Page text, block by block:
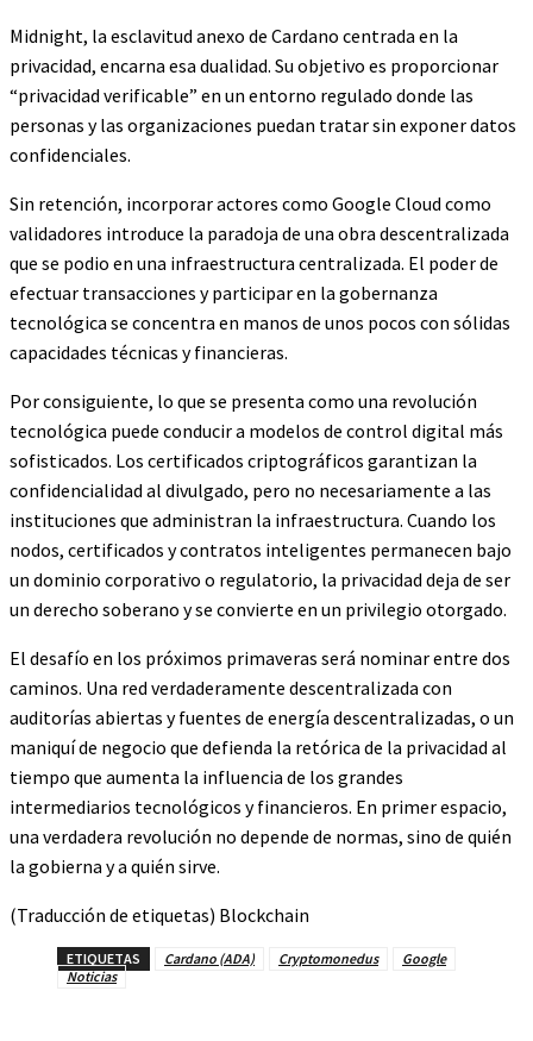
Midnight, la esclavitud anexo de Cardano centrada en la
privacidad, encarna esa dualidad. Su objetivo es proporcionar
“privacidad verificable” en un entorno regulado donde las
personas y las organizaciones puedan tratar sin exponer datos
confidenciales.
Sin retención, incorporar actores como Google Cloud como
validadores introduce la paradoja de una obra descentralizada
que se podio en una infraestructura centralizada. El poder de
efectuar transacciones y participar en la gobernanza
tecnológica se concentra en manos de unos pocos con sólidas
capacidades técnicas y financieras.
Por consiguiente, lo que se presenta como una revolución
tecnológica puede conducir a modelos de control digital más
sofisticados. Los certificados criptográficos garantizan la
confidencialidad al divulgado, pero no necesariamente a las
instituciones que administran la infraestructura. Cuando los
nodos, certificados y contratos inteligentes permanecen bajo
un dominio corporativo o regulatorio, la privacidad deja de ser
un derecho soberano y se convierte en un privilegio otorgado.
El desafío en los próximos primaveras será nominar entre dos
caminos. Una red verdaderamente descentralizada con
auditorías abiertas y fuentes de energía descentralizadas, o un
maniquí de negocio que defienda la retórica de la privacidad al
tiempo que aumenta la influencia de los grandes
intermediarios tecnológicos y financieros. En primer espacio,
una verdadera revolución no depende de normas, sino de quién
la gobierna y a quién sirve.
(Traducción de etiquetas) Blockchain
ETIQUETAS Cardano (ADA) Cryptomonedus
Google
Noticias